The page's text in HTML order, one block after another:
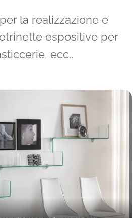
la realizzazione e
espositive per
ecc..